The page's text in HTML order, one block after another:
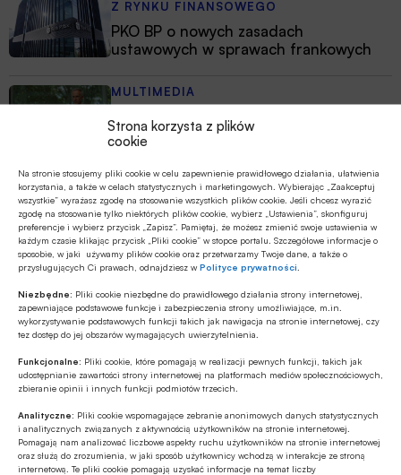
Strona korzysta z plików
cookie
Na stronie stosujemy pliki cookie w celu zapewnienie prawidłowego działania, ułatwienia
korzystania, a także w celach statystycznych i marketingowych. Wybierając „Zaakceptuj
wszystkie” wyrażasz zgodę na stosowanie wszystkich plików cookie. Jeśli chcesz wyrazić
zgodę na stosowanie tylko niektórych plików cookie, wybierz „Ustawienia”, skonfiguruj
preferencje i wybierz przycisk „Zapisz”. Pamiętaj, że możesz zmienić swoje ustawienia w
każdym czasie klikając przycisk „Pliki cookie” w stopce portalu. Szczegółowe informacje o
sposobie, w jaki używamy plików cookie oraz przetwarzamy Twoje dane, a także o
przysługujących Ci prawach, odnajdziesz wPolityce prywatności
Niezbędne: Pliki cookie niezbędne do prawidłowego działania strony internetowej,
zapewniające podstawowe funkcje i zabezpieczenia strony umożliwiające, m.in.
wykorzystywanie podstawowych funkcji takich jak nawigacja na stronie internetowej, czy
tez dostęp do jej obszarów wymagających uwierzytelnienia.
Funkcjonalne: Pliki cookie, które pomagają w realizacji pewnych funkcji, takich jak
udostępnianie zawartości strony internetowej na platformach mediów społecznościowych,
zbieranie opinii i innych funkcji podmiotów trzecich.
Analityczne: Pliki cookie wspomagające zebranie anonimowych danych statystycznych
i analitycznych związanych z aktywnością użytkowników na stronie internetowej.
Pomagają nam analizować liczbowe aspekty ruchu użytkowników na stronie internetowej
oraz służą do zrozumienia, w jaki sposób użytkownicy wchodzą w interakcje ze stroną
internetową. Te pliki cookie pomagają uzyskać informacje na temat liczby
Z RYNKU FINANSOWEGO
PKO BP o nowych zasadach
ustawowych w sprawach frankowych
MULTIMEDIA
Na czym polega faza Discovery?
Z RYNKU FINANSOWEGO
Branża leasingowa o inwestycjach w
polskiej gospodarce, programie SAFE i
polityce dual use